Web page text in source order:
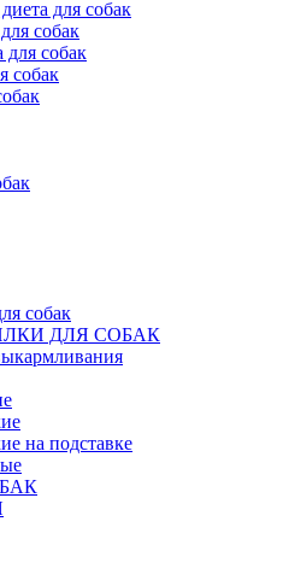
для собак
собак
для собак
собак
собак
ДЛЯ СОБАК
на подставке